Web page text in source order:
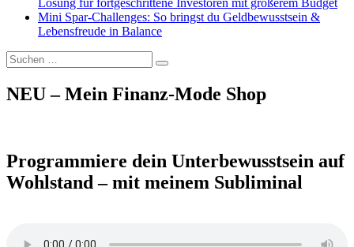
Lösung für fortgeschrittene Investoren mit größerem Budget
Mini Spar-Challenges: So bringst du Geldbewusstsein &
Lebensfreude in Balance
Suchen
nach:
Suchen
NEU – Mein Finanz-Mode Shop
Programmiere dein Unterbewusstsein auf
Wohlstand – mit meinem Subliminal